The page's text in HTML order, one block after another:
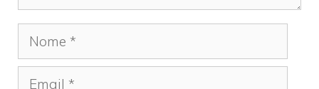
Nome
Email